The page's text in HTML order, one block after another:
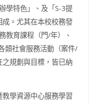
學特色」、及「S-3提
。尤其在本校校務發
教育課程（門/年）、
類社會服務活動（案件/
規劃與目標，皆已納
學資源中心服務學習